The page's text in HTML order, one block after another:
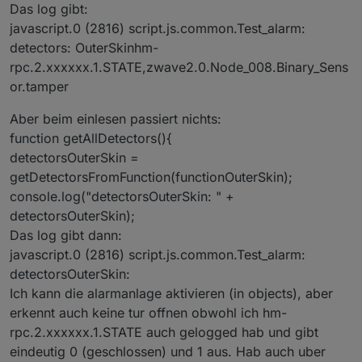
beim AlarmingDetector mit Liste aller offenen
Melder des Innenraums [string]
StatusText
und aktive Verzögerungen [string]
Scharfschaltung [string]
OpenDetectorsIgnoreOpen
Melder mit gesetztem IgnoreOpen-Flag.
Diese Melder kommen nicht in die Liste der
ganz regulär offenen Melder. Diesen
Datenpunkt könnte man verwenden, um sich
zu warnen, wenn zum Zeitpunkt des Scharf-
Schaltens (oder ein paar Millisekunden
später) hier Text enthalten ist.
2021-06-13 Andreas Kos Einbau der Funktion
zum Ausnehmen einzelner Melder der
Aussenhülle von der Melder-Überwachung.
Soll zum Kippen von Fenstern dienen u.ä.
Objekte und Umbau auf aktuellen Javascript-
Adapter mit Ack-Flags bei createState und
setState
2022-12-02 Andreas Kos Korrektur beim
Prüfen der IgnoreOpen-Flags.
2022-12-18 Andreas kos Korrektur beim
Anlegen der States, sodass ein Neustart des
Scripts eine weitere Funktion der Anlage
garantiert, auch, wenn diese zuvor im
Zustand "scharf" war.
Das log gibt:
javascript.0 (2816) script.js.common.Test_alarm:
detectors: OuterSkinhm-
rpc.2.xxxxxx.1.STATE,zwave2.0.Node_008.Binary_Sens
or.tamper
Aber beim einlesen passiert nichts:
function getAllDetectors(){
detectorsOuterSkin =
getDetectorsFromFunction(functionOuterSkin);
console.log("detectorsOuterSkin: " +
detectorsOuterSkin);
Das log gibt dann:
javascript.0 (2816) script.js.common.Test_alarm:
detectorsOuterSkin:
Ich kann die alarmanlage aktivieren (in objects), aber
erkennt auch keine tur offnen obwohl ich hm-
rpc.2.xxxxxx.1.STATE auch gelogged hab und gibt
eindeutig 0 (geschlossen) und 1 aus. Hab auch uber